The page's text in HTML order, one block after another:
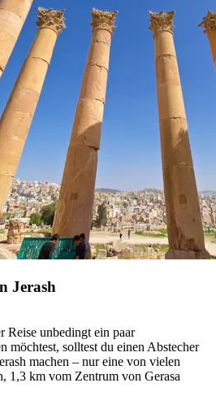
Jerash
Reise unbedingt ein paar
möchtest, solltest du einen Abstecher
machen – nur eine von vielen
1,3 km vom Zentrum von Gerasa